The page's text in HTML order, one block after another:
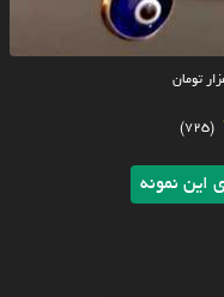
تومان
(725)
این نمونه